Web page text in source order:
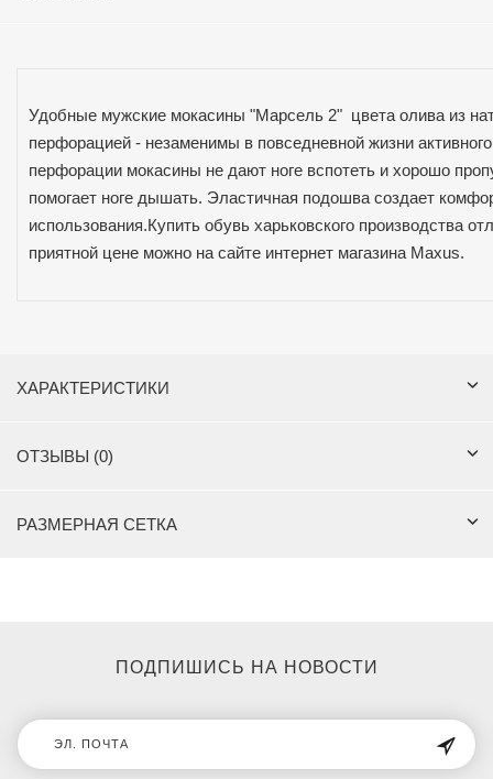
Удобные мужские мокасины "Марсель 2" цвета олива из
перфорацией - незаменимы в повседневной жизни
перфорации мокасины не дают ноге вспотеть и хорошо
помогает ноге дышать. Эластичная подошва создает
использования.Купить обувь харьковского производства
приятной цене можно на сайте интернет магазина Maxus.
ХАРАКТЕРИСТИКИ
ОТЗЫВЫ (0)
РАЗМЕРНАЯ СЕТКА
ПОДПИШИСЬ НА НОВОСТИ